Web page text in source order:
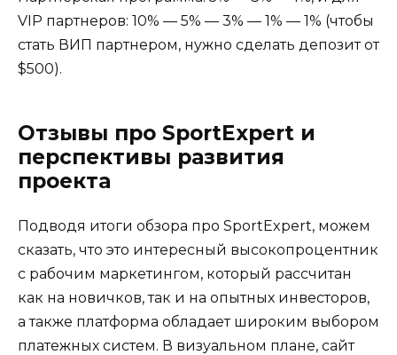
VIP партнеров: 10% — 5% — 3% — 1% — 1% (чтобы
стать ВИП партнером, нужно сделать депозит от
$500).
Отзывы про SportExpert и
перспективы развития
проекта
Подводя итоги обзора про SportExpert, можем
сказать, что это интересный высокопроцентник
с рабочим маркетингом, который рассчитан
как на новичков, так и на опытных инвесторов,
а также платформа обладает широким выбором
платежных систем. В визуальном плане, сайт